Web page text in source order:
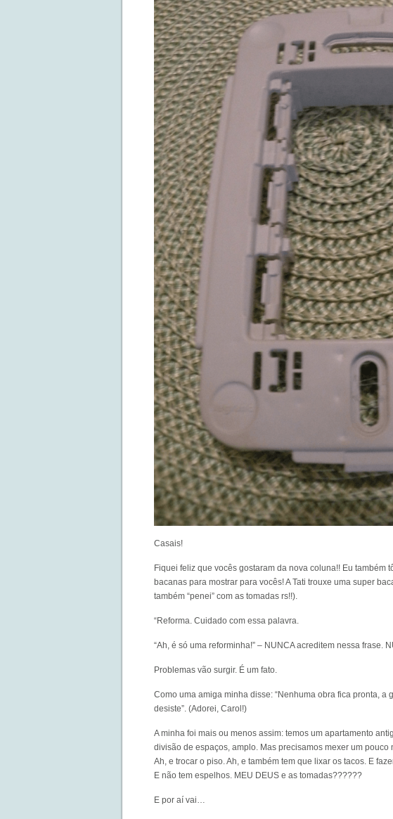
Casais!
Fiquei feliz que vocês gostaram da nova coluna!! Eu
bacanas para mostrar para vocês! A Tati trouxe uma super
também “penei” com as tomadas rs!!).
“Reforma. Cuidado com essa palavra.
“Ah, é só uma reforminha!” – NUNCA acreditem nessa frase.
Problemas vão surgir. É um fato.
Como uma amiga minha disse: “Nenhuma obra fica pronta, a
desiste”. (Adorei, Carol!)
A minha foi mais ou menos assim: temos um apartamento
divisão de espaços, amplo. Mas precisamos mexer um
Ah, e trocar o piso. Ah, e também tem que lixar os tacos. E
E não tem espelhos. MEU DEUS e as tomadas??????
E por aí vai…